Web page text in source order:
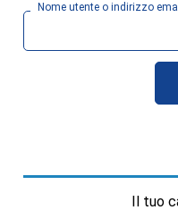
Nome utente o indirizzo
Il tuo